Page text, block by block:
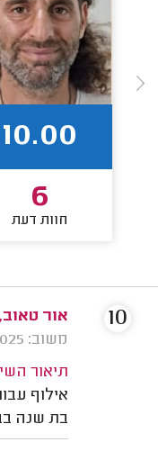
10.00
6
חוות דעת
אור
משוב: 28/06/2025
תיאור
אילוף
בת שנה
10